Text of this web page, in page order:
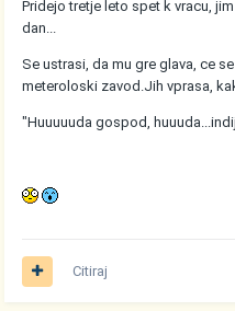
Pridejo tretje leto spet k vracu,
dan...
Se ustrasi, da mu gre glava, ce
meteroloski zavod.Jih vprasa,
"Huuuuuda gospod,
Citiraj